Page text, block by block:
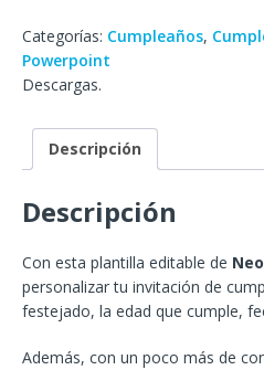
Categorías: Cumpleaños,
Powerpoint
Descargas.
Descripción
Descripción
Con esta plantilla editable de
personalizar tu invitación de
festejado, la edad que cumple,
Además, con un poco más de